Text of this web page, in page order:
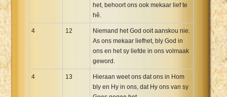
het, behoort ons ook mekaar lief te
hê.
4 12
Niemand het God ooit aanskou nie.
As ons mekaar liefhet, bly God in
ons en het sy liefde in ons volmaak
geword.
4 13
Hieraan weet ons dat ons in Hom
bly en Hy in ons, dat Hy ons van sy